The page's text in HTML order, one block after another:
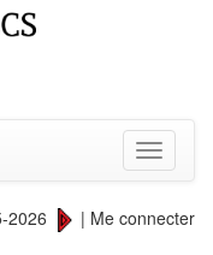
Toggle
2026 | Me connecter